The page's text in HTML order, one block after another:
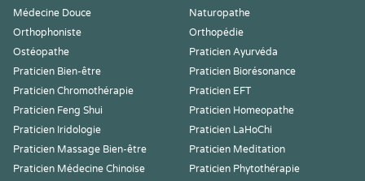
Médecine Douce
Naturopathe
Orthophoniste
Orthopédie
Ostéopathe
Praticien Ayurvéda
Praticien Bien-être
Praticien Biorésonance
Praticien Chromothérapie
Praticien EFT
Praticien Feng Shui
Praticien Homeopathe
Praticien Iridologie
Praticien LaHoChi
Praticien Massage Bien-être
Praticien Meditation
Praticien Médecine Chinoise
Praticien Phytothérapie